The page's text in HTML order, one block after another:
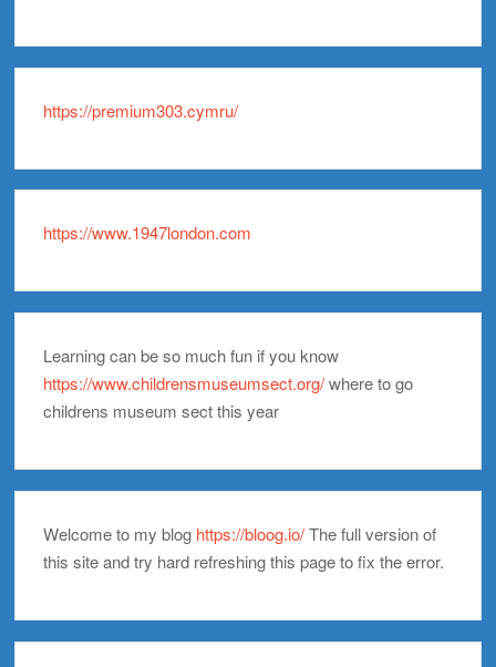
https://premium303.cymru/
https://www.1947london.com
Learning can be so much fun if you know
https://www.childrensmuseumsect.org/where to go
childrens museum sect this year
Welcome to my blog https://bloog.io/The full version of
this site and try hard refreshing this page to fix the error.